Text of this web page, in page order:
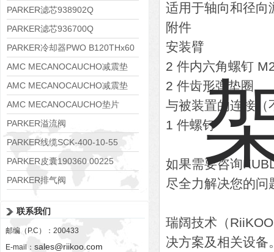
PARKER滤芯938902Q
PARKER滤芯936700Q
PARKER冷却器PWO B120THx60
AMC MECANOCAUCHO减震垫
138552
AMC MECANOCAUCHO减震垫
138551
AMC MECANOCAUCHO垫片
608074
PARKER溢流阀
RE06M35W2N1KWXG087
PARKER线缆SCK-400-10-55
PARKER皮囊190360 00225
PARKER排气阀
联系我们
邮编（P.C）：200433
E-mail： sales@riikoo.com
适用于轴向和径向
附件
安装臂
2 件内六角螺钉
2 件齿形弹垫圈
与被装置的连接（
1 件螺钉
如果需要咨询
尽全力解决您的问
瑞阔技术（
决方案及相关设备